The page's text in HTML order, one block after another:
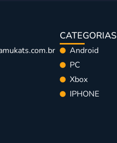
CATEGORIAS
Android
PC
Xbox
IPHONE